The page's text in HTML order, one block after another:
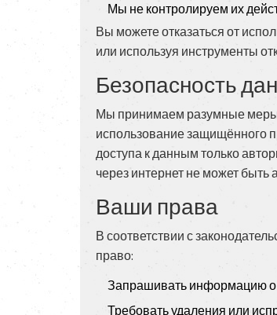
Мы не контролируем их
Вы можете отказаться от
или используя инструменты
Безопасность
Мы принимаем разумные меры
использование защищённого
доступа к данным только
через интернет не может
Ваши права
В соответствии с
право:
Запрашивать информацию о
Требовать удаления или